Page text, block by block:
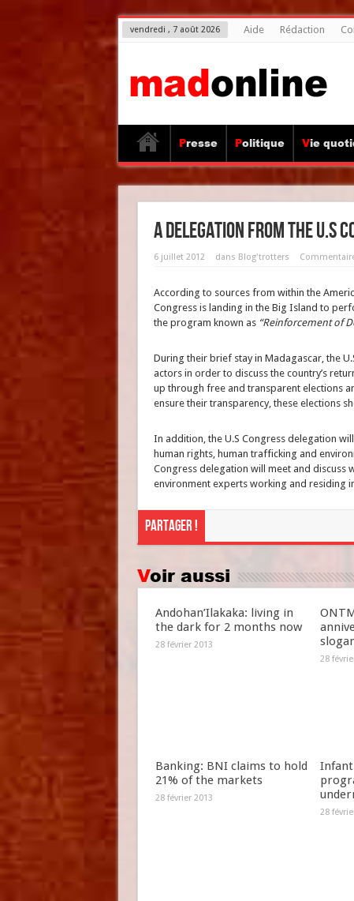
vendredi , 7 août 2026 Aide Rédaction
Presse Politique Vie
A delegation from the U.S
6 juillet 2012 dans Blog'trotters
According to sources from within the
Congress is landing in the Big Island to
the program known as “Reinforcement of
During their brief stay in Madagascar, the
actors in order to discuss the country’s
up through free and transparent elections
ensure their transparency, these elections
In addition, the U.S Congress delegation
human rights, human trafficking and
Congress delegation will meet and discuss
environment experts working and residing
Partager !
Voir aussi
Andohan’Ilakaka: living in
the dark for 2 months now
28 février 2013
28
Banking: BNI claims to hold
21% of the markets
28 février 2013
28